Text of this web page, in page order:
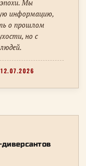
Мы
информацию,
о прошлом
но с
12.07.2026